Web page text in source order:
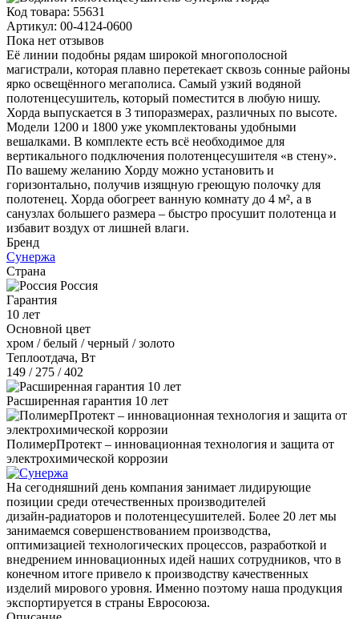
Код товара: 55631
Артикул: 00-4124-0600
Пока нет отзывов
Её линии подобны рядам широкой многополосной
магистрали, которая плавно перетекает сквозь сонные районы
ярко освещённого мегаполиса. Самый узкий водяной
полотенцесушитель, который поместится в любую нишу.
Хорда выпускается в 3 типоразмерах, различных по высоте.
Модели 1200 и 1800 уже укомплектованы удобными
вешалками. В комплекте есть всё необходимое для
вертикального подключения полотенцесушителя «в стену».
По вашему желанию Хорду можно установить и
горизонтально, получив изящную греющую полочку для
полотенец. Хорда обогреет ванную комнату до 4 м², а в
санузлах большего размера – быстро просушит полотенца и
избавит воздух от лишней влаги.
Бренд
Сунержа
Страна
Россия
Гарантия
10 лет
Основной цвет
хром / белый / черный / золото
Теплоотдача, Вт
149 / 275 / 402
Расширенная гарантия 10 лет
ПолимерПротект – инновационная технология и защита от
электрохимической коррозии
На сегодняшний день компания занимает лидирующие
позиции среди отечественных производителей
дизайн‑радиаторов и полотенцесушителей. Более 20 лет мы
занимаемся совершенствованием производства,
оптимизацией технологических процессов, разработкой и
внедрением инновационных идей наших сотрудников, что в
конечном итоге привело к производству качественных
изделий мирового уровня. Именно поэтому наша продукция
экспортируется в страны Евросоюза.